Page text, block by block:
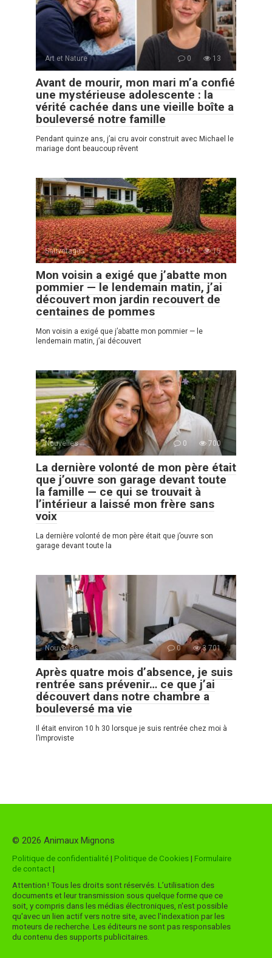
Art et Nature 0 13
Avant de mourir, mon mari m’a confié
une mystérieuse adolescente : la
vérité cachée dans une vieille boîte a
bouleversé notre famille
Pendant quinze ans, j’ai cru avoir construit avec Michael le
mariage dont beaucoup rêvent
Sauvetages 0 15
Mon voisin a exigé que j’abatte mon
pommier — le lendemain matin, j’ai
découvert mon jardin recouvert de
centaines de pommes
Mon voisin a exigé que j’abatte mon pommier — le
lendemain matin, j’ai découvert
Nouvelles 0 700
La dernière volonté de mon père était
que j’ouvre son garage devant toute
la famille — ce qui se trouvait à
l’intérieur a laissé mon frère sans
voix
La dernière volonté de mon père était que j’ouvre son
garage devant toute la
Nouvelles 0 3 701
Après quatre mois d’absence, je suis
rentrée sans prévenir… ce que j’ai
découvert dans notre chambre a
bouleversé ma vie
Il était environ 10 h 30 lorsque je suis rentrée chez moi à
l’improviste
© 2026 Animaux Mignons
Politique de confidentialité| Politique de Cookies| Formulaire
de contact|
Attention ! Tous les droits sont réservés. L’utilisation des
documents et leur transmission sous quelque forme que ce
soit, y compris dans les médias électroniques, n'est possible
qu'avec un lien actif vers notre site, avec l'indexation par les
moteurs de recherche. Les éditeurs ne sont pas responsables
du contenu des supports publicitaires.